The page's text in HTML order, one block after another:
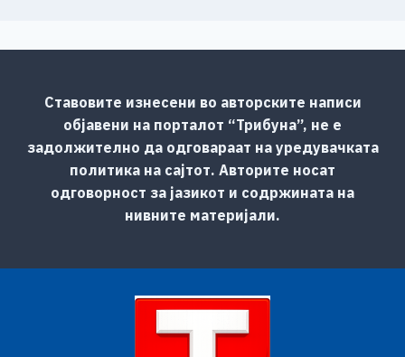
Ставовите изнесени во авторските написи
објавени на порталот “Трибуна”, не е
задолжително да одговараат на уредувачката
политика на сајтот. Авторите носат
одговорност за јазикот и содржината на
нивните материјали.